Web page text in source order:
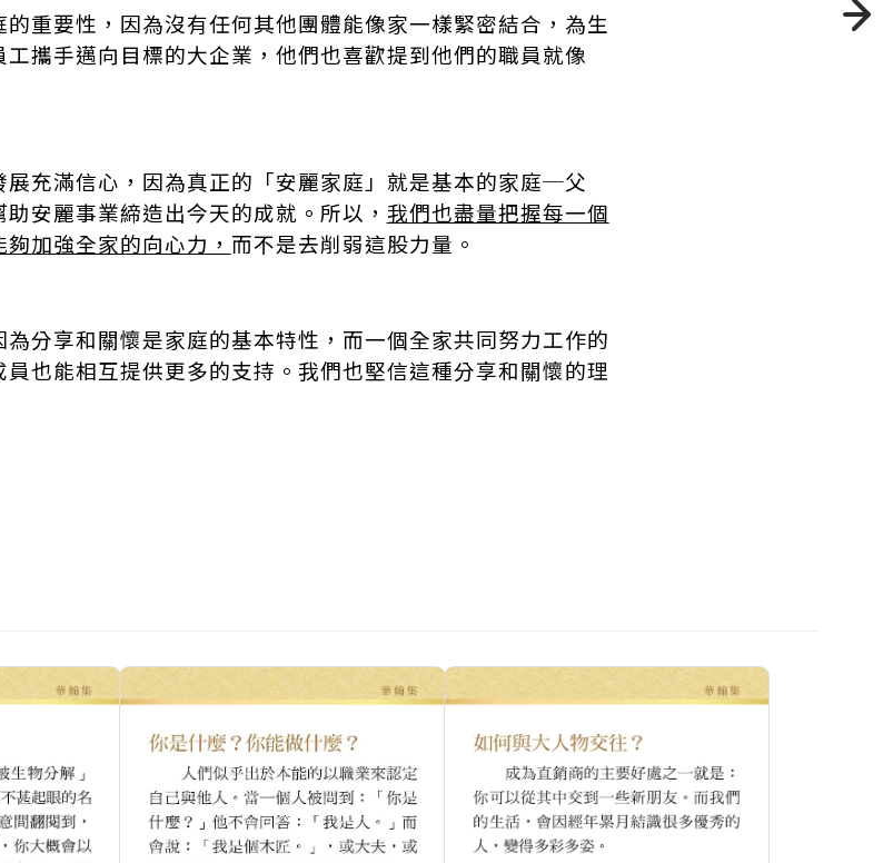
重要性，因為沒有任何其他團體能像家一樣緊密結合，為生
攜手邁向目標的大企業，他們也喜歡提到他們的職員就像
充滿信心，因為真正的「安麗家庭」就是基本的家庭─父
安麗事業締造出今天的成就。所以， 我們也盡量把握每一個
加強全家的向心力， 而不是去削弱這股力量。
分享和關懷是家庭的基本特性，而一個全家共同努力工作的
也能相互提供更多的支持。我們也堅信這種分享和關懷的理